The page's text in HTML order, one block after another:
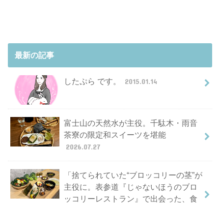
最新の記事
したぷら です。 2015.01.14
富士山の天然水が主役。千駄木・雨音
茶寮の限定和スイーツを堪能
2026.07.27
「捨てられていた“ブロッコリーの茎”が
主役に。表参道『じゃないほうのブロ
ッコリーレストラン』で出会った、食